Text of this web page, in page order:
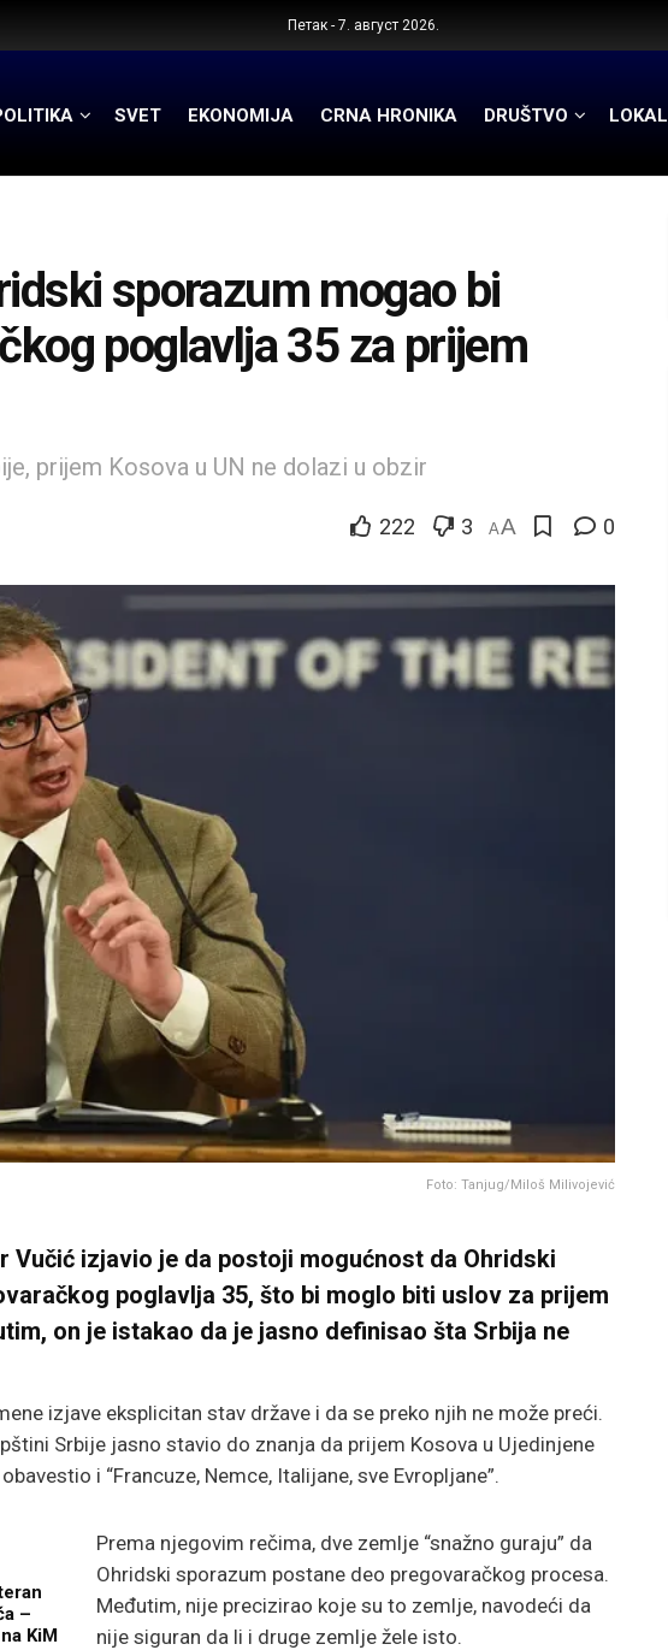
Петак - 7. август 2026.
SVET EKONOMIJA CRNA HRONIKA DRUŠTVO LOKAL
sporazum mogao bi
poglavlja 35 za prijem
prijem Kosova u UN ne dolazi u obzir
222 3 AA 0
Foto: Tanjug/Miloš Milivojević
Vučić izjavio je da postoji mogućnost da Ohridski
poglavlja 35, što bi moglo biti uslov za prijem
on je istakao da je jasno definisao šta Srbija ne
izjave eksplicitan stav države i da se preko njih ne može preći.
Srbije jasno stavio do znanja da prijem Kosova u Ujedinjene
i “Francuze, Nemce, Italijane, sve Evropljane”.
–
KiM
Prema njegovim rečima, dve zemlje “snažno guraju” da
Ohridski sporazum postane deo pregovaračkog procesa.
Međutim, nije precizirao koje su to zemlje, navodeći da
nije siguran da li i druge zemlje žele isto.